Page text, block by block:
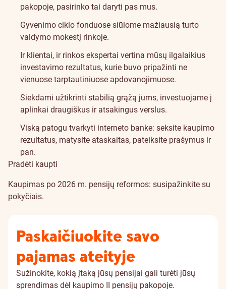
pakopoje, pasirinko tai daryti pas mus.
Gyvenimo ciklo fonduose siūlome mažiausią turto
valdymo mokestį rinkoje.
Ir klientai, ir rinkos ekspertai vertina mūsų ilgalaikius
investavimo rezultatus, kurie buvo pripažinti ne
vienuose tarptautiniuose apdovanojimuose.
Siekdami užtikrinti stabilią grąžą jums, investuojame į
aplinkai draugiškus ir atsakingus verslus.
Viską patogu tvarkyti interneto banke: seksite kaupimo
rezultatus, matysite ataskaitas, pateiksite prašymus ir
pan.
Pradėti kaupti
Kaupimas po 2026 m. pensijų reformos: susipažinkite su
pokyčiais.
Paskaičiuokite savo
pajamas ateityje
Sužinokite, kokią įtaką jūsų pensijai gali turėti jūsų
sprendimas dėl kaupimo II pensijų pakopoje.